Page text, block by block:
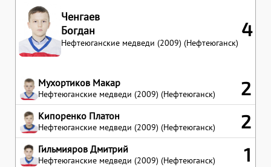
Ченгаев
Богдан
Нефтеюганские медведи (2009) (Нефтеюганск)
4
Мухортиков Макар
Нефтеюганские медведи (2009) (Нефтеюганск) 2
Кипоренко Платон
Нефтеюганские медведи (2009) (Нефтеюганск) 2
Гильмияров Дмитрий
Нефтеюганские медведи (2009) (Нефтеюганск) 1